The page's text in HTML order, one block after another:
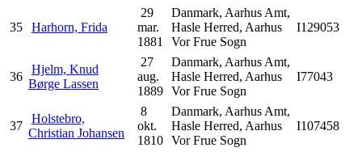
35 Harhorn, Frida
29
mar.
1881
Danmark, Aarhus Amt,
Hasle Herred, Aarhus
Vor Frue Sogn
I129053
36
Hjelm, Knud
Børge Lassen
27
aug.
1889
Danmark, Aarhus Amt,
Hasle Herred, Aarhus
Vor Frue Sogn
I77043
37
Holstebro,
Christian Johansen
8
okt.
1810
Danmark, Aarhus Amt,
Hasle Herred, Aarhus
Vor Frue Sogn
I107458